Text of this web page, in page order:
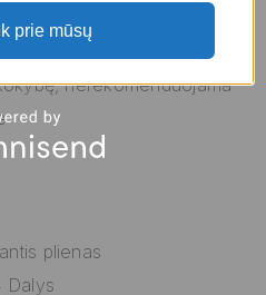
Norint išlaikyti originalią
nerekomenduojama
plienas
Dalys
prie mūsų